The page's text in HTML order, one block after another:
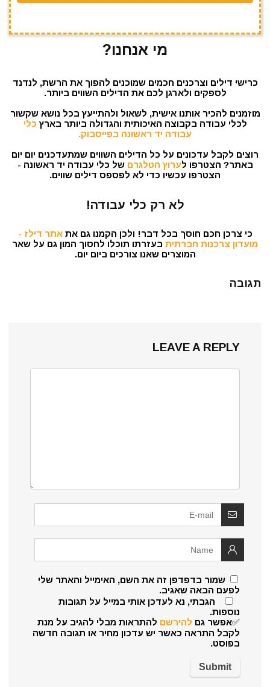
מי אנחנו?
כרישי דילים וצרכנים חכמים שמוכנים להפוך את הרשת, לנדנד
לספקים ולארגן לכם את הדילים השווים ביותר.
מוזמנים להכיר אותנו אישית, לשאול ולהתייעץ בכל נושא שקשור
לכלי עבודה בקבוצה האיכותית והגדולה ביותר בארץ כלי
עבודה יד ראשונה בפייסבוק.
רוצים לקבל עדכונים על כל הדילים השווים שמתעדכנים יום יום
באתר? הצטרפו לערוץ הטלגרם של כלי עבודה יד ראשונה -
הצטרפו עכשיו כדי לא לפספס דילים שווים.
לא רק כלי עבודה!
כי צרכן חכם חוסך בכל דבר! ולכן הקמנו גם אתאתר דילז -
מועדון צרכנות חברתית בעזרתו תוכלו לחסוך המון גם על שאר
המוצרים שאנו צורכים ביום יום.
תגובה
LEAVE A REPLY
שמור בדפדפן זה את השם, האימייל והאתר שלי
לפעם הבאה שאגיב.
הגבתי, נא לעדכן אותי במייל על תגובות
נוספות.
✅אפשר גם להירשם להתראות מבלי להגיב על מנת
לקבל התראה כאשר יש עדכון מחיר או תגובה חדשה
בפוסט.